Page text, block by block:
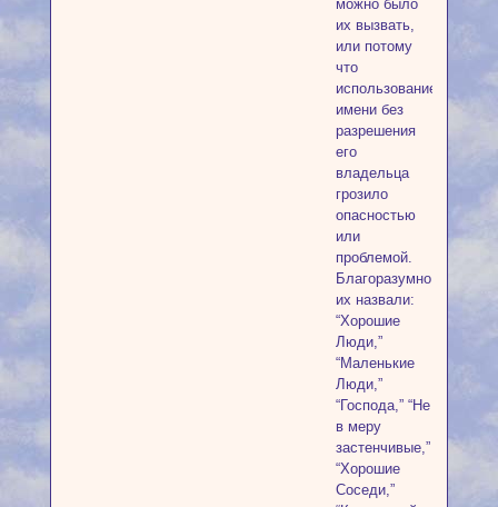
можно было
их вызвать,
или потому
что
использование
имени без
разрешения
его
владельца
грозило
опасностью
или
проблемой.
Благоразумно
их назвали:
“Хорошие
Люди,”
“Маленькие
Люди,”
“Господа,” “Не
в меру
застенчивые,”
“Хорошие
Соседи,”